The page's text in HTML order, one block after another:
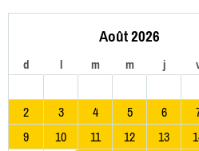
Août 2026
d l m m j
2
3 4 5 6
9
10 11 12 13